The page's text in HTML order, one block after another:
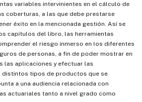
variables intervinientes en el cálculo de
coberturas, a las que debe prestarse
éxito en la mencionada gestión. Así se
capítulos del libro, las herramientas
el riesgo inmerso en los diferentes
de personas, a fin de poder mostrar en
aplicaciones y efectuar las
distintos tipos de productos que se
a una audiencia relacionada con
actuariales tanto a nivel grado como